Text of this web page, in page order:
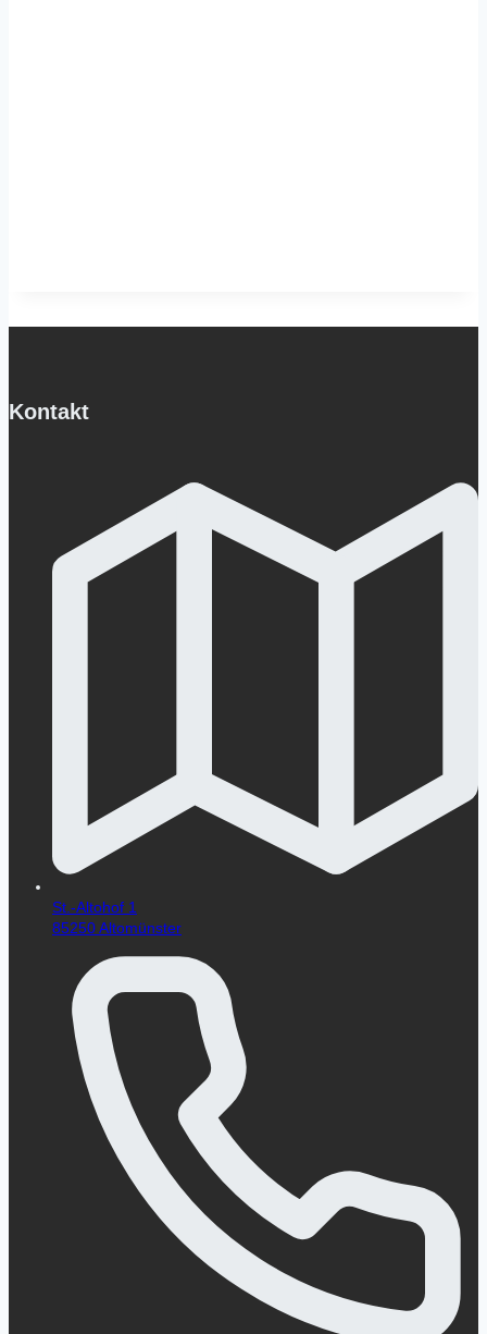
Kontakt
St.-Altohof 1
85250 Altomünster